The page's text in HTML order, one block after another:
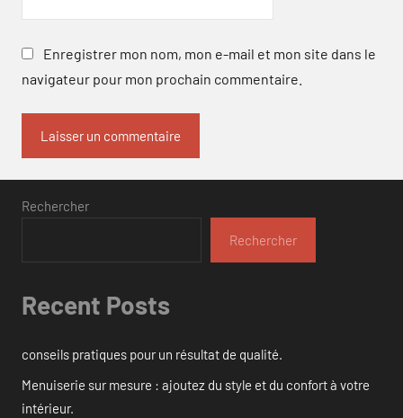
Enregistrer mon nom, mon e-mail et mon site dans le
navigateur pour mon prochain commentaire.
Rechercher
Rechercher
Recent Posts
conseils pratiques pour un résultat de qualité.
Menuiserie sur mesure : ajoutez du style et du confort à votre
intérieur.